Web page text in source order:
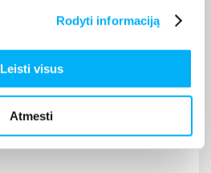
Rodyti informaciją
Leisti visus
Atmesti